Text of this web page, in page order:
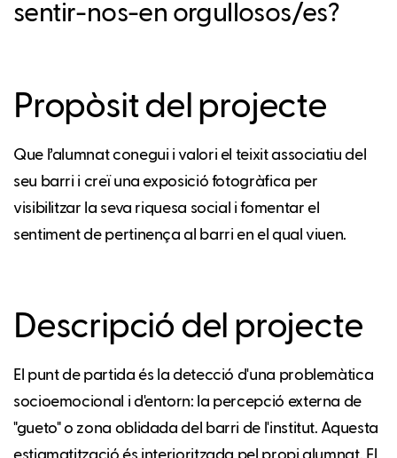
sentir-nos-en orgullosos/es?
Propòsit del projecte
Que l’alumnat conegui i valori el teixit associatiu del
seu barri i creï una exposició fotogràfica per
visibilitzar la seva riquesa social i fomentar el
sentiment de pertinença al barri en el qual viuen.
Descripció del projecte
El punt de partida és la detecció d'una problemàtica
socioemocional i d'entorn: la percepció externa de
"gueto" o zona oblidada del barri de l'institut. Aquesta